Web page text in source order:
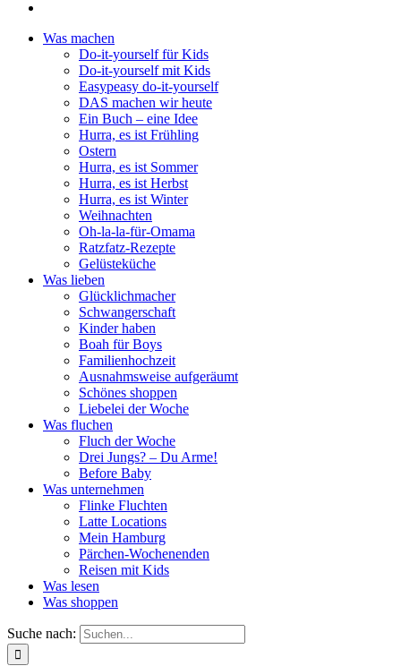
Was machen
Do-it-yourself für Kids
Do-it-yourself mit Kids
Easypeasy do-it-yourself
DAS machen wir heute
Ein Buch – eine Idee
Hurra, es ist Frühling
Ostern
Hurra, es ist Sommer
Hurra, es ist Herbst
Hurra, es ist Winter
Weihnachten
Oh-la-la-für-Omama
Ratzfatz-Rezepte
Gelüsteküche
Was lieben
Glücklichmacher
Schwangerschaft
Kinder haben
Boah für Boys
Familienhochzeit
Ausnahmsweise aufgeräumt
Schönes shoppen
Liebelei der Woche
Was fluchen
Fluch der Woche
Drei Jungs? – Du Arme!
Before Baby
Was unternehmen
Flinke Fluchten
Latte Locations
Mein Hamburg
Pärchen-Wochenenden
Reisen mit Kids
Was lesen
Was shoppen
Suche nach: